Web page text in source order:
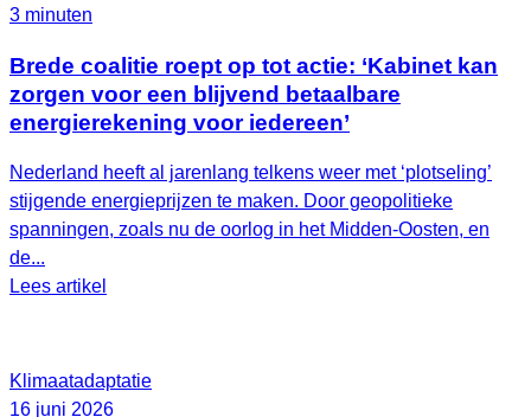
3 minuten
Brede coalitie roept op tot actie: ‘Kabinet kan
zorgen voor een blijvend betaalbare
energierekening voor iedereen’
Nederland heeft al jarenlang telkens weer met ‘plotseling’
stijgende energieprijzen te maken. Door geopolitieke
spanningen, zoals nu de oorlog in het Midden-Oosten, en
de...
Lees artikel
Klimaatadaptatie
16 juni 2026